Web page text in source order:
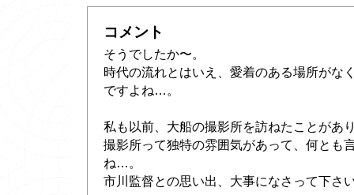
コメント
そうでしたか〜。
時代の流れとはいえ、愛着のある場所がな
ですよね…。
私も以前、大船の撮影所を訪ねたことがあ
撮影所って独特の雰囲気があって、何とも
ね…。
市川監督との思い出、大事になさって下さ